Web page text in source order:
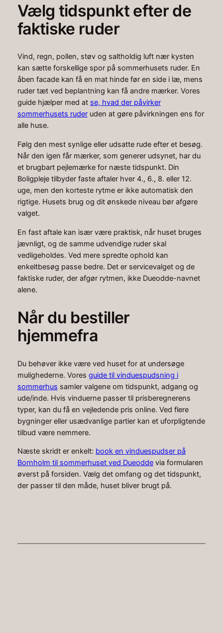
Vælg tidspunkt efter de
faktiske ruder
Vind, regn, pollen, støv og saltholdig luft nær kysten
kan sætte forskellige spor på sommerhusets ruder. En
åben facade kan få en mat hinde før en side i læ, mens
ruder tæt ved beplantning kan få andre mærker. Vores
guide hjælper med at se, hvad der påvirker
sommerhusets ruderuden at gøre påvirkningen ens for
alle huse.
Følg den mest synlige eller udsatte rude efter et besøg.
Når den igen får mærker, som generer udsynet, har du
et brugbart pejlemærke for næste tidspunkt. Din
Boligpleje tilbyder faste aftaler hver 4., 6., 8. eller 12.
uge, men den korteste rytme er ikke automatisk den
rigtige. Husets brug og dit ønskede niveau bør afgøre
valget.
En fast aftale kan især være praktisk, når huset bruges
jævnligt, og de samme udvendige ruder skal
vedligeholdes. Ved mere spredte ophold kan
enkeltbesøg passe bedre. Det er servicevalget og de
faktiske ruder, der afgør rytmen, ikke Dueodde-navnet
alene.
Når du bestiller
hjemmefra
Du behøver ikke være ved huset for at undersøge
mulighederne. Vores guide til vinduespudsning i
sommerhus samler valgene om tidspunkt, adgang og
ude/inde. Hvis vinduerne passer til prisberegnerens
typer, kan du få en vejledende pris online. Ved flere
bygninger eller usædvanlige partier kan et uforpligtende
tilbud være nemmere.
Næste skridt er enkelt: book en vinduespudser på
Bornholm til sommerhuset ved Dueoddevia formularen
øverst på forsiden. Vælg det omfang og det tidspunkt,
der passer til den måde, huset bliver brugt på.